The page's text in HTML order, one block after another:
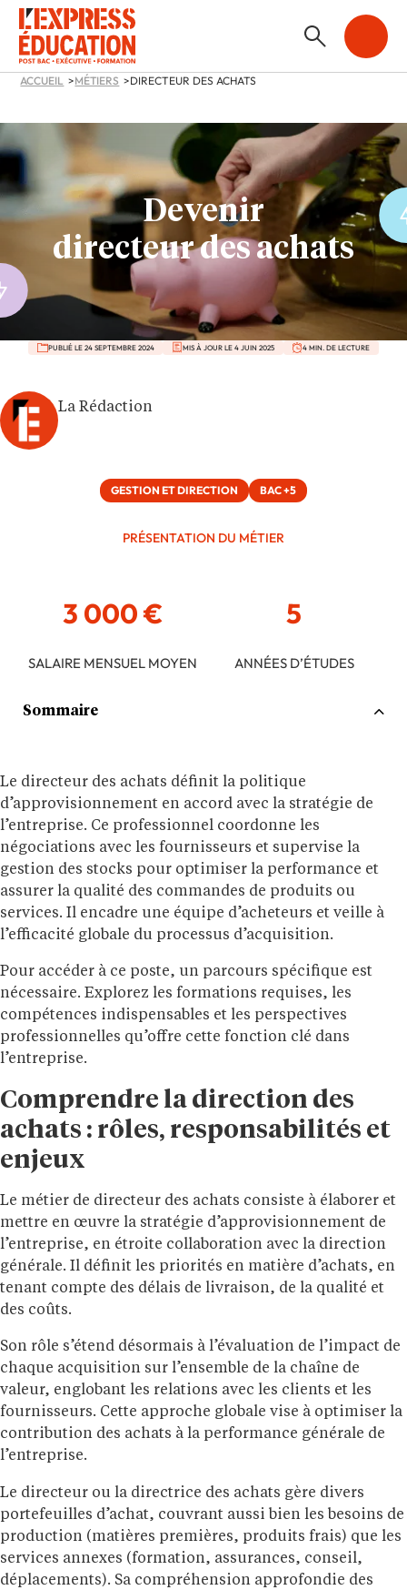
ACCUEIL MÉTIERS DIRECTEUR DES ACHATS
Devenir
directeur des achats
PUBLIÉ LE 24 SEPTEMBRE 2024 MIS À JOUR LE 4 JUIN 2025 4 MIN. DE LECTURE
La Rédaction
Le directeur des achats définit la politique
d’approvisionnement en accord avec la stratégie de
l’entreprise. Ce professionnel coordonne les
négociations avec les fournisseurs et supervise la
gestion des stocks pour optimiser la performance et
assurer la qualité des commandes de produits ou
services. Il encadre une équipe d’acheteurs et veille à
l’efficacité globale du processus d’acquisition.
Pour accéder à ce poste, un parcours spécifique est
nécessaire. Explorez les formations requises, les
compétences indispensables et les perspectives
professionnelles qu’offre cette fonction clé dans
l’entreprise.
Comprendre la direction des
achats : rôles, responsabilités et
enjeux
Le métier de directeur des achats consiste à élaborer et
mettre en œuvre la stratégie d’approvisionnement de
l’entreprise, en étroite collaboration avec la direction
générale. Il définit les priorités en matière d’achats, en
tenant compte des délais de livraison, de la qualité et
des coûts.
Son rôle s’étend désormais à l’évaluation de l’impact de
chaque acquisition sur l’ensemble de la chaîne de
valeur, englobant les relations avec les clients et les
fournisseurs. Cette approche globale vise à optimiser la
contribution des achats à la performance générale de
l’entreprise.
Le directeur ou la directrice des achats gère divers
portefeuilles d’achat, couvrant aussi bien les besoins de
production (matières premières, produits frais) que les
services annexes (formation, assurances, conseil,
déplacements). Sa compréhension approfondie des
GESTION ET DIRECTION BAC +5
PRÉSENTATION DU MÉTIER
3 000 €
SALAIRE MENSUEL MOYEN
5
ANNÉES D’ÉTUDES
Sommaire